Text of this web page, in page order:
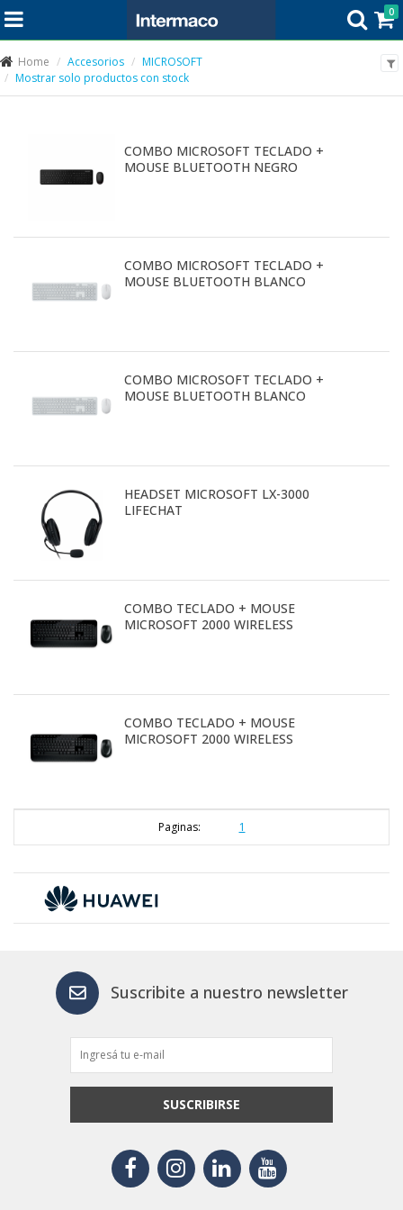
0
Home Accesorios
MICROSOFT
Mostrar solo productos con stock
COMBO MICROSOFT TECLADO +
MOUSE BLUETOOTH NEGRO
COMBO MICROSOFT TECLADO +
MOUSE BLUETOOTH BLANCO
COMBO MICROSOFT TECLADO +
MOUSE BLUETOOTH BLANCO
HEADSET MICROSOFT LX-3000
LIFECHAT
COMBO TECLADO + MOUSE
MICROSOFT 2000 WIRELESS
COMBO TECLADO + MOUSE
MICROSOFT 2000 WIRELESS
Paginas: 1
Suscribite a nuestro newsletter
SUSCRIBIRSE